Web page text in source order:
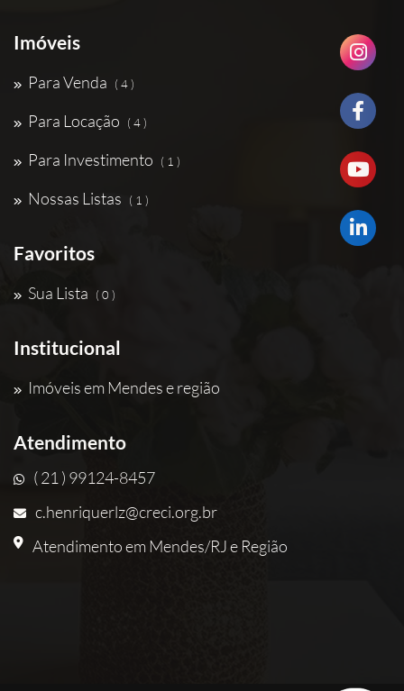
Imóveis
Para Venda ( 4 )
Para Locação ( 4 )
Para Investimento ( 1 )
Nossas Listas ( 1 )
Favoritos
Sua Lista ( 0 )
Institucional
Imóveis em Mendes e região
Atendimento
( 21 ) 99124-8457
c.henriquerlz@creci.org.br
Atendimento em Mendes/RJ e Região